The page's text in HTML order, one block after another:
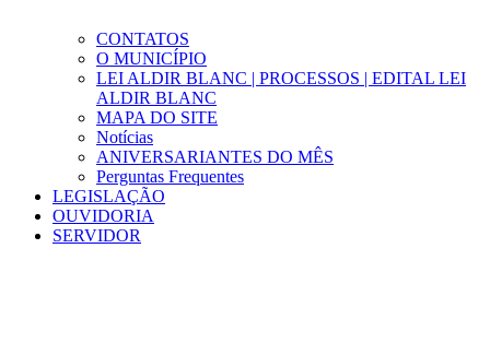
CONTATOS
O MUNICÍPIO
LEI ALDIR BLANC | PROCESSOS | EDITAL LEI
ALDIR BLANC
MAPA DO SITE
Notícias
ANIVERSARIANTES DO MÊS
Perguntas Frequentes
LEGISLAÇÃO
OUVIDORIA
SERVIDOR